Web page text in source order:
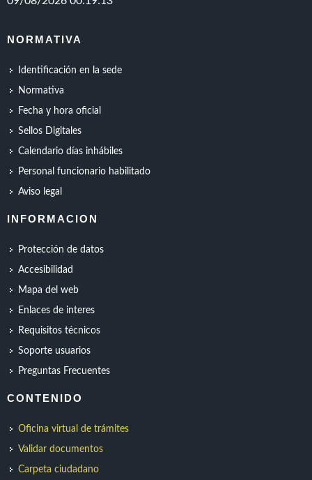
NORMATIVA
Identificación en la sede
Normativa
Fecha y hora oficial
Sellos Digitales
Calendario días inhábiles
Personal funcionario habilitado
Aviso legal
INFORMACION
Protección de datos
Accesibilidad
Mapa del web
Enlaces de interes
Requisitos técnicos
Soporte usuarios
Preguntas Frecuentes
CONTENIDO
Oficina virtual de trámites
Validar documentos
Carpeta ciudadano